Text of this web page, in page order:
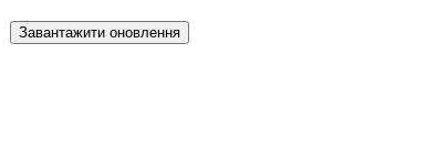
Завантажити оновлення